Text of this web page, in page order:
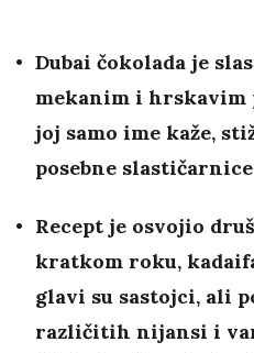
Dubai čokolada je
mekanim i hrskavim
joj samo ime kaže,
posebne slastičarnice
Recept je osvojio
kratkom roku,
glavi su sastojci, ali
različitih nijansi i